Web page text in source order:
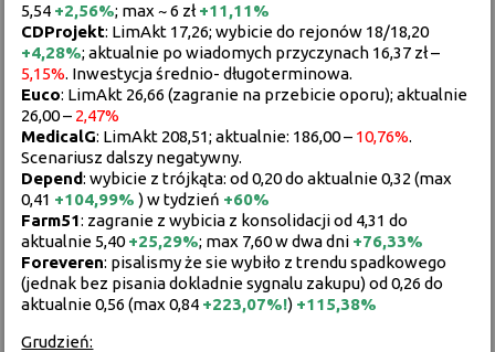
5,54 +2,56%; max ~ 6 zł+11,11%
CDProjekt: LimAkt 17,26; wybicie do rejonów 18/18,20
+4,28%; aktualnie po wiadomych przyczynach 16,37 zł –
5,15%. Inwestycja średnio- długoterminowa.
Euco: LimAkt 26,66 (zagranie na przebicie oporu); aktualnie
26,00 – 2,47%
MedicalG: LimAkt 208,51; aktualnie: 186,00 – 10,76%.
Scenariusz dalszy negatywny.
Depend: wybicie z trójkąta: od 0,20 do aktualnie 0,32 (max
0,41 +104,99% ) w tydzień +60%
Farm51: zagranie z wybicia z konsolidacji od 4,31 do
aktualnie 5,40+25,29%; max 7,60 w dwa dni +76,33%
Foreveren: pisalismy że sie wybiło z trendu spadkowego
(jednak bez pisania dokladnie sygnalu zakupu) od 0,26 do
aktualnie 0,56 (max 0,84 +223,07%!) +115,38%
Grudzień: